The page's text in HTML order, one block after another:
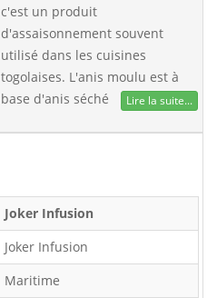
c'est un produit
d'assaisonnement souvent
utilisé dans les cuisines
togolaises. L'anis moulu est à
base d'anis séché
Lire la suite...
Joker Infusion
Joker Infusion
Maritime